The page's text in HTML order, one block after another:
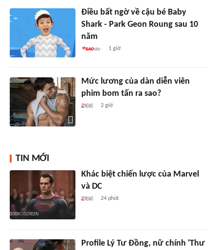
Điều bất ngờ về cậu bé Baby
Shark - Park Geon Roung sau 10
năm
1 giờ
Mức lương của dàn diễn viên
phim bom tấn ra sao?
2 giờ
TIN MỚI
Khác biệt chiến lược của Marvel
và DC
24 phút
Profile Lý Tư Đồng, nữ chính 'Thư